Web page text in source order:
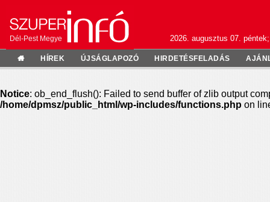
Dél-Pest Megye 2026. augusztus 07.
HÍREK ÚJSÁGLAPOZÓ HIRDETÉSFELADÁS
Notice: ob_end_flush(): Failed to send buffer of zlib output
/home/dpmsz/public_html/wp-includes/functions.php on